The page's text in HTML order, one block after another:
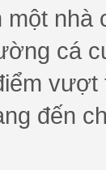
một
cá
đến